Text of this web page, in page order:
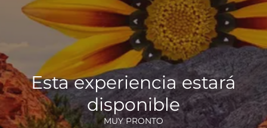
Esta experiencia estará
disponible
MUY PRONTO